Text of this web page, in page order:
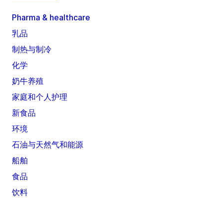
Pharma & healthcare
乳品
制热与制冷
化学
奶牛养殖
家庭和个人护理
新食品
环境
石油与天然气和能源
船舶
食品
饮料